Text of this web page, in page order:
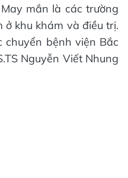
mắn là các trường
khu khám và điều trị.
chuyển bệnh viện Bắc
Nguyễn Viết Nhung